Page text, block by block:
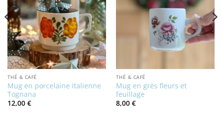
THÉ & CAFÉ
Mug en porcelaine italienne
Tognana
12,00 €
THÉ & CAFÉ
Mug en grès fleurs et
feuillage
8,00 €